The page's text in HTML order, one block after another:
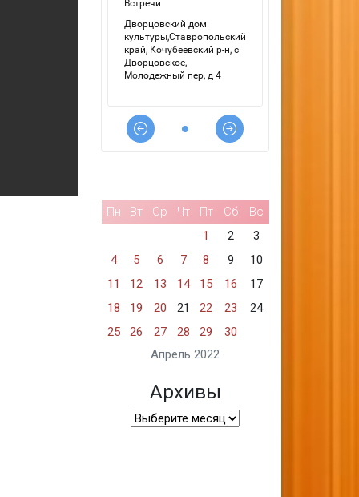
Апрель 2022
Пн Вт Ср Чт Пт Сб
Вс
1
2
3
4
5 6 7 8 9
10
11
12 13 14 15 16
17
18
19 20 21 22 23
24
25
26 27 28 29 30
Архивы
Архивы